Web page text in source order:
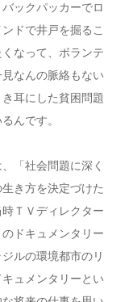
ックパッカーでロ
ドで井戸を掘るこ
なって、ボランテ
なんの脈絡もない
耳にした貧困問題
んです。
「社会問題に深く
き方を決定づけた
ＴＶディレクター
ドキュメンタリー
ルの環境都市のリ
ュメンタリーとい